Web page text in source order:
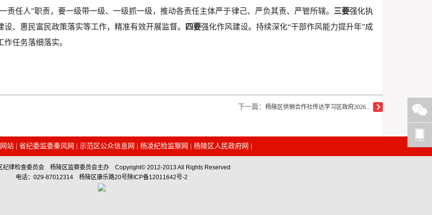
责任人”职责，要一级带一级、一级抓一级，推动各责任主体严于律己、严负其责、严管所辖。 三要强化执
、惠民富民政策落实等工作，精准有效开展监督。
四要强化作风建设。持续深化“干部作风能力提升年”成
任务落细落实。
下一篇： 杨陵区供销合作社传达学习区政府2026...
站| 省纪委监委秦风网 示范区公众信息网 杨凌纪检监察网 杨陵区人民政府网
纪律检查委员会 杨陵区监察委员会主办 Copyright© 2012-2013 All Rights Reserved
电话：029-87012314 杨陵区康乐路20号陕ICP备12011642号-2